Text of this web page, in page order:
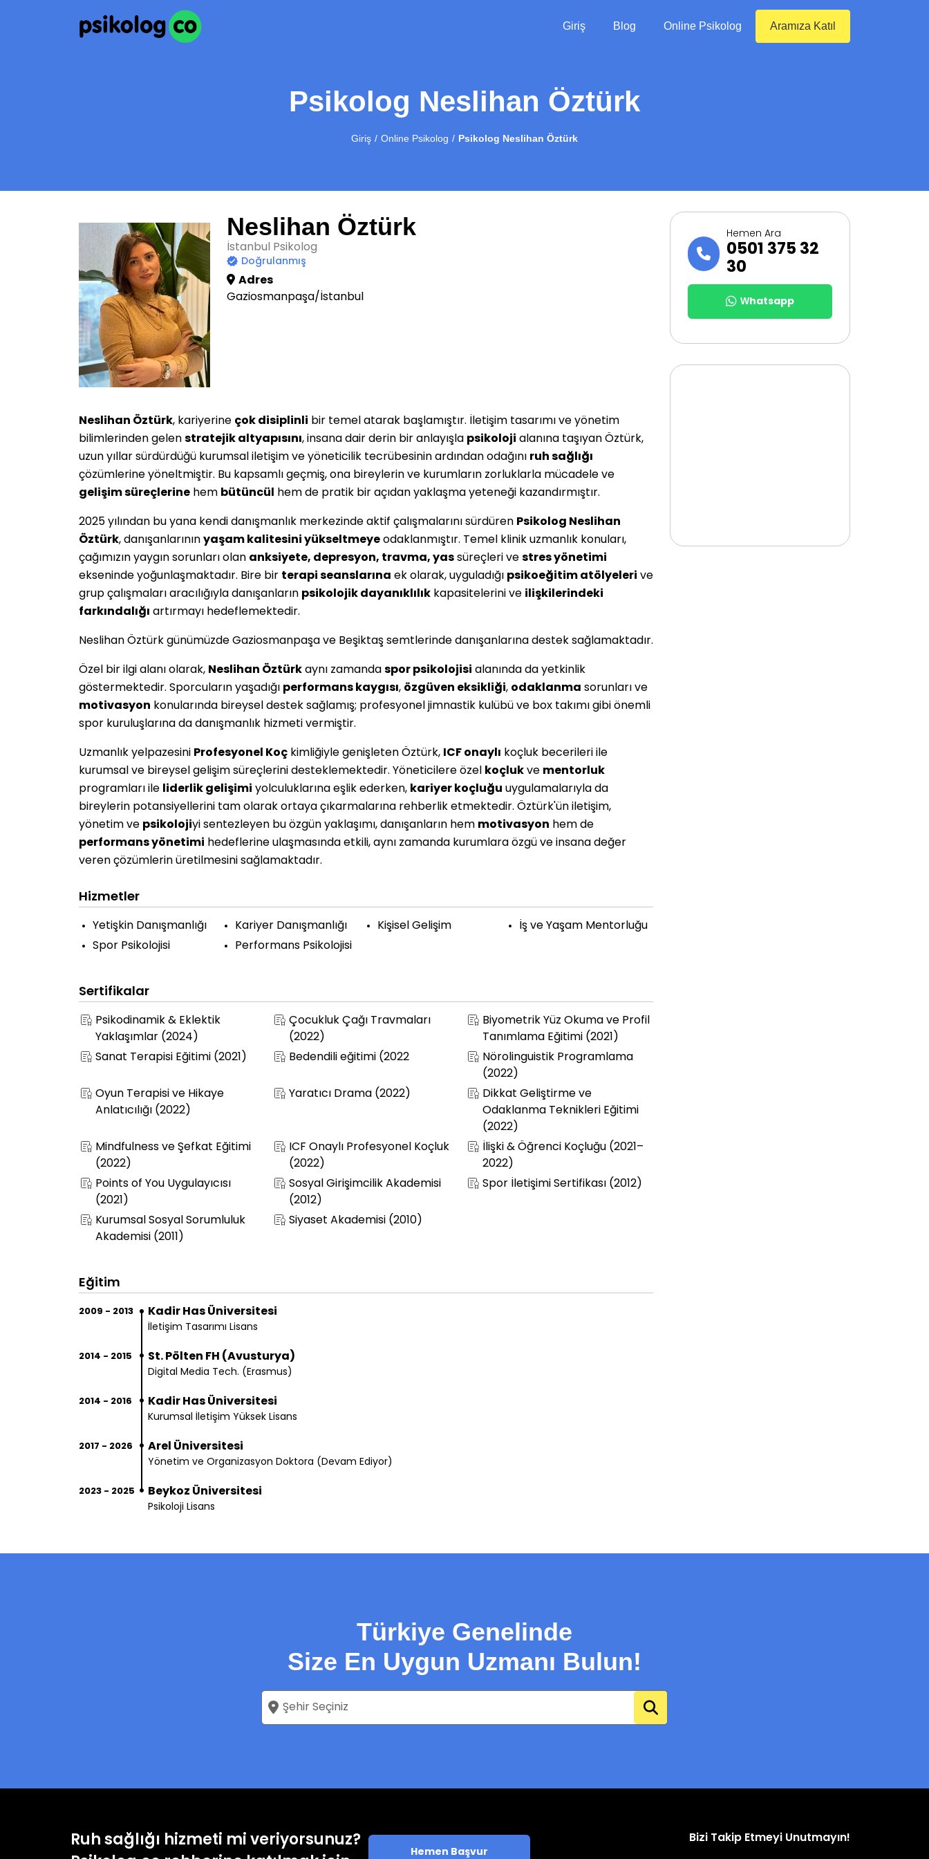
Giriş Blog Online Psikolog Aramıza Katıl
Psikolog Neslihan Öztürk
Giriş Online Psikolog Psikolog Neslihan Öztürk
Neslihan Öztürk
İstanbul Psikolog
Doğrulanmış
Adres
Gaziosmanpaşa/İstanbul
Neslihan Öztürk, kariyerine çok disiplinli bir temel atarak başlamıştır. İletişim tasarımı ve yönetim
bilimlerinden gelen stratejik altyapısını, insana dair derin bir anlayışla psikoloji alanına taşıyan Öztürk,
uzun yıllar sürdürdüğü kurumsal iletişim ve yöneticilik tecrübesinin ardından odağını ruh sağlığı
çözümlerine yöneltmiştir. Bu kapsamlı geçmiş, ona bireylerin ve kurumların zorluklarla mücadele ve
gelişim süreçlerine hem bütüncül hem de pratik bir açıdan yaklaşma yeteneği kazandırmıştır.
2025 yılından bu yana kendi danışmanlık merkezinde aktif çalışmalarını sürdüren Psikolog Neslihan
Öztürk, danışanlarının yaşam kalitesini yükseltmeye odaklanmıştır. Temel klinik uzmanlık konuları,
çağımızın yaygın sorunları olan anksiyete, depresyon, travma, yas süreçleri ve stres yönetimi
ekseninde yoğunlaşmaktadır. Bire bir terapi seanslarına ek olarak, uyguladığı psikoeğitim atölyeleri ve
grup çalışmaları aracılığıyla danışanların psikolojik dayanıklılık kapasitelerini ve ilişkilerindeki
farkındalığı artırmayı hedeflemektedir.
Neslihan Öztürk günümüzde Gaziosmanpaşa ve Beşiktaş semtlerinde danışanlarına destek sağlamaktadır.
Özel bir ilgi alanı olarak, Neslihan Öztürk aynı zamanda spor psikolojisi alanında da yetkinlik
göstermektedir. Sporcuların yaşadığı performans kaygısı, özgüven eksikliği, odaklanma sorunları ve
motivasyon konularında bireysel destek sağlamış; profesyonel jimnastik kulübü ve box takımı gibi önemli
spor kuruluşlarına da danışmanlık hizmeti vermiştir.
Uzmanlık yelpazesini Profesyonel Koç kimliğiyle genişleten Öztürk, ICF onaylı koçluk becerileri ile
kurumsal ve bireysel gelişim süreçlerini desteklemektedir. Yöneticilere özel
koçluk ve mentorluk
programları ile
liderlik gelişimi yolculuklarına eşlik ederken, kariyer koçluğu uygulamalarıyla da
bireylerin potansiyellerini tam olarak ortaya çıkarmalarına rehberlik etmektedir. Öztürk'ün iletişim,
yönetim ve psikolojiyi sentezleyen bu özgün yaklaşımı, danışanların hem motivasyon hem de
performans yönetimi hedeflerine ulaşmasında etkili, aynı zamanda kurumlara özgü ve insana değer
veren çözümlerin üretilmesini sağlamaktadır.
Hizmetler
Yetişkin Danışmanlığı Kariyer Danışmanlığı Kişisel Gelişim
İş ve Yaşam Mentorluğu
Spor Psikolojisi
Performans Psikolojisi
Sertifikalar
Psikodinamik & Eklektik
Yaklaşımlar (2024)
Çocukluk Çağı Travmaları
(2022)
Biyometrik Yüz Okuma ve Profil
Tanımlama Eğitimi (2021)
Sanat Terapisi Eğitimi (2021)
Bedendili eğitimi (2022
Nörolinguistik Programlama
(2022)
Oyun Terapisi ve Hikaye
Anlatıcılığı (2022)
Yaratıcı Drama (2022)
Dikkat Geliştirme ve
Odaklanma Teknikleri Eğitimi
(2022)
Mindfulness ve Şefkat Eğitimi
(2022)
ICF Onaylı Profesyonel Koçluk
(2022)
İlişki & Öğrenci Koçluğu (2021–
2022)
Points of You Uygulayıcısı
(2021)
Sosyal Girişimcilik Akademisi
(2012)
Spor İletişimi Sertifikası (2012)
Kurumsal Sosyal Sorumluluk
Akademisi (2011)
Siyaset Akademisi (2010)
Eğitim
2009 - 2013 Kadir Has Üniversitesi
İletişim Tasarımı Lisans
2014 - 2015 St. Pölten FH (Avusturya)
Digital Media Tech. (Erasmus)
2014 - 2016 Kadir Has Üniversitesi
Kurumsal İletişim Yüksek Lisans
2017 - 2026 Arel Üniversitesi
Yönetim ve Organizasyon Doktora (Devam Ediyor)
2023 - 2025 Beykoz Üniversitesi
Psikoloji Lisans
Hemen Ara
0501 375 32
30
Whatsapp
Türkiye Genelinde
Size En Uygun Uzmanı Bulun!
Ruh sağlığı hizmeti mi veriyorsunuz?
Hemen Başvur
Bizi Takip Etmeyi Unutmayın!